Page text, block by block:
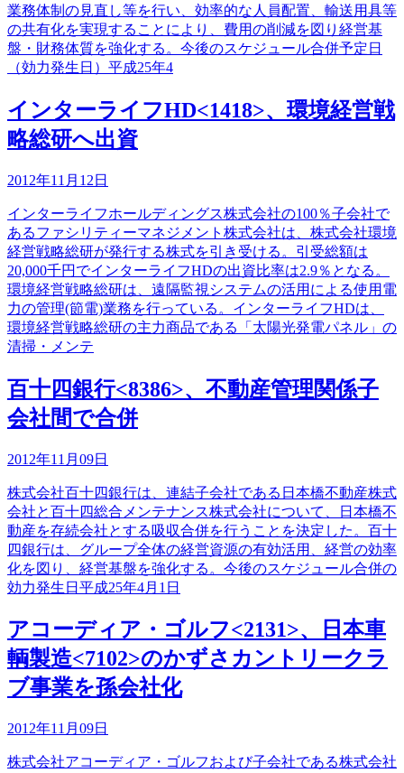
業務体制の見直し等を行い、効率的な人員配置、輸送用具等
の共有化を実現することにより、費用の削減を図り経営基
盤・財務体質を強化する。今後のスケジュール合併予定日
（効力発生日）平成25年4
インターライフHD<1418>、環境経営戦
略総研へ出資
2012年11月12日
インターライフホールディングス株式会社の100％子会社で
あるファシリティーマネジメント株式会社は、株式会社環境
経営戦略総研が発行する株式を引き受ける。引受総額は
20,000千円でインターライフHDの出資比率は2.9％となる。
環境経営戦略総研は、遠隔監視システムの活用による使用電
力の管理(節電)業務を行っている。インターライフHDは、
環境経営戦略総研の主力商品である「太陽光発電パネル」の
清掃・メンテ
百十四銀行<8386>、不動産管理関係子
会社間で合併
2012年11月09日
株式会社百十四銀行は、連結子会社である日本橋不動産株式
会社と百十四総合メンテナンス株式会社について、日本橋不
動産を存続会社とする吸収合併を行うことを決定した。百十
四銀行は、グループ全体の経営資源の有効活用、経営の効率
化を図り、経営基盤を強化する。今後のスケジュール合併の
効力発生日平成25年4月1日
アコーディア・ゴルフ<2131>、日本車
輌製造<7102>のかずさカントリークラ
ブ事業を孫会社化
2012年11月09日
株式会社アコーディア・ゴルフおよび子会社である株式会社